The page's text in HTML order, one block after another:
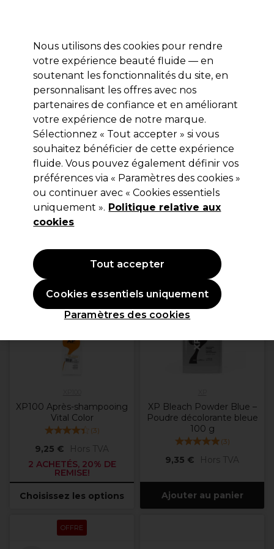
Se connecter
Marques Bons plans Coiffure Electro et Matériel
Livraison et délais
lire la suite
Marques XP100
XP100
Filters
Plus
d'options
XP100 Après-shampooing
Vital Color
(3)
9,25 €
Hors TVA
2 ACHETÉS, 20% DE
REMISE!
Choisissez les options
XP Bleach Powder Blue –
Poudre décolorante bleue
100 g
(3)
9,35 € Hors TVA
Ajouter au panier
OFFRE
Nous utilisons des cookies pour rendre
votre expérience beauté fluide — en
soutenant les fonctionnalités du site, en
personnalisant les offres avec nos
partenaires de confiance et en améliorant
votre expérience de notre marque.
Sélectionnez « Tout accepter » si vous
souhaitez bénéficier de cette expérience
fluide. Vous pouvez également définir vos
préférences via « Paramètres des cookies »
ou continuer avec « Cookies essentiels
uniquement ». Politique relative aux
cookies
Paramètres des cookies
Cookies essentiels uniquement
Tout accepter